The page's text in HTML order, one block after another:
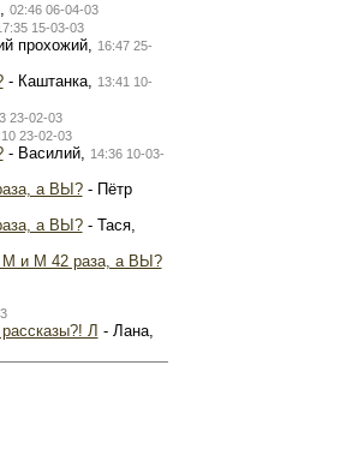
02:46 06-04-03
15-03-03
прохожий, 16:47 25-
- Каштанка, 13:41 10-
23-02-03
23-02-03
- Василий, 14:36 10-03-
а ВЫ?- Пётр
а ВЫ?- Тася,
М и М 42 раза, а ВЫ?
Л - Лана,